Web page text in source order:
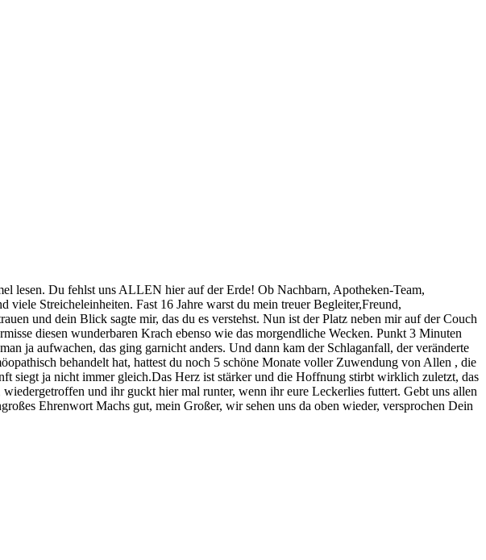
lesen. Du fehlst uns ALLEN hier auf der Erde! Ob Nachbarn, Apotheken-Team,
Streicheleinheiten. Fast 16 Jahre warst du mein treuer Begleiter,Freund,
und dein Blick sagte mir, das du es verstehst. Nun ist der Platz neben mir auf der Couch
diesen wunderbaren Krach ebenso wie das morgendliche Wecken. Punkt 3 Minuten
ja aufwachen, das ging garnicht anders. Und dann kam der Schlaganfall, der veränderte
behandelt hat, hattest du noch 5 schöne Monate voller Zuwendung von Allen , die
siegt ja nicht immer gleich.Das Herz ist stärker und die Hoffnung stirbt wirklich zuletzt, das
und ihr guckt hier mal runter, wenn ihr eure Leckerlies futtert. Gebt uns allen
Ehrenwort Machs gut, mein Großer, wir sehen uns da oben wieder, versprochen Dein